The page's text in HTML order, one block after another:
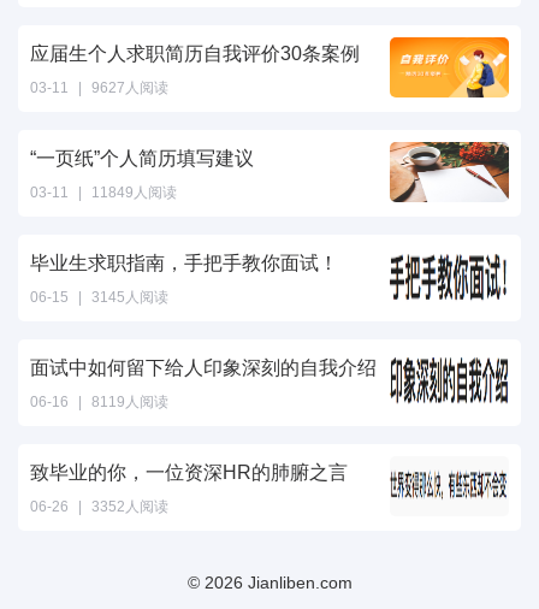
应届生个人求职简历自我评价30条案例
03-11 | 9627人阅读
“一页纸”个人简历填写建议
03-11 | 11849人阅读
毕业生求职指南，手把手教你面试！
06-15 | 3145人阅读
面试中如何留下给人印象深刻的自我介绍
06-16 | 8119人阅读
致毕业的你，一位资深HR的肺腑之言
06-26 | 3352人阅读
© 2026 Jianliben.com